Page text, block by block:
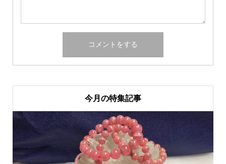
今月の特集記事